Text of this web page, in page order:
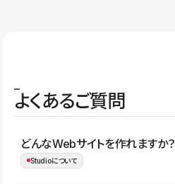
よくあるご質問
どんなWebサイトを作れますか？
Studioについて